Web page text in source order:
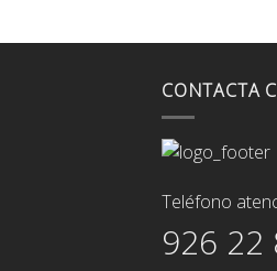
CONTACTA
Teléfono
926 22